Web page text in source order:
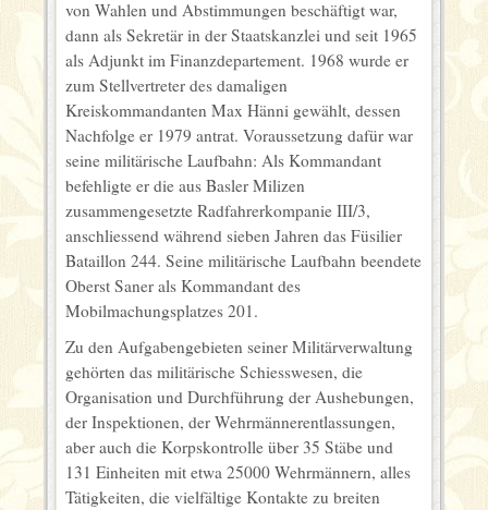
von Wahlen und Abstimmungen beschäftigt war,
dann als Sekretär in der Staatskanzlei und seit 1965
als Adjunkt im Finanzdepartement. 1968 wurde er
zum Stellvertreter des damaligen
Kreiskommandanten Max Hänni gewählt, dessen
Nachfolge er 1979 antrat. Voraussetzung dafür war
seine militärische Laufbahn: Als Kommandant
befehligte er die aus Basler Milizen
zusammengesetzte Radfahrerkompanie III/3,
anschliessend während sieben Jahren das Füsilier
Bataillon 244. Seine militärische Laufbahn beendete
Oberst Saner als Kommandant des
Mobilmachungsplatzes 201.
Zu den Aufgabengebieten seiner ­Militärverwaltung
gehörten das militärische Schiesswesen, die
Organisation und Durchführung der Aushebungen,
der Inspektionen, der Wehrmännerentlassungen,
aber auch die Korpskontrolle über 35 Stäbe und
131 Einheiten mit etwa 25000 Wehrmännern, alles
Tätigkeiten, die vielfältige Kontakte zu breiten